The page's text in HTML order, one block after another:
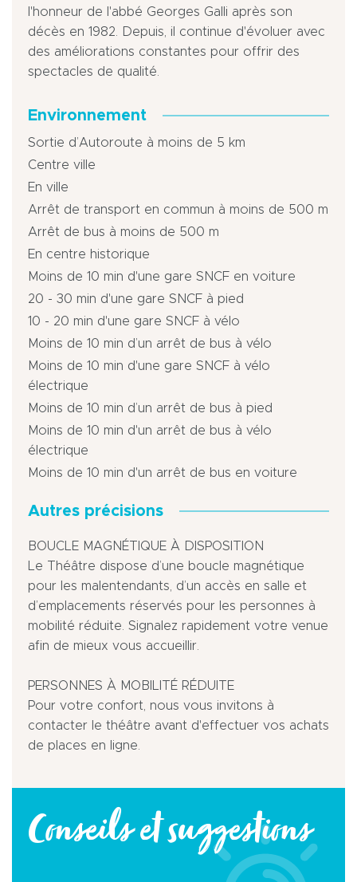
l'honneur de l'abbé Georges Galli après son
décès en 1982. Depuis, il continue d'évoluer avec
des améliorations constantes pour offrir des
spectacles de qualité.
Environnement
Sortie d’Autoroute à moins de 5 km
Centre ville
En ville
Arrêt de transport en commun à moins de 500 m
Arrêt de bus à moins de 500 m
En centre historique
Moins de 10 min d'une gare SNCF en voiture
20 - 30 min d'une gare SNCF à pied
10 - 20 min d'une gare SNCF à vélo
Moins de 10 min d’un arrêt de bus à vélo
Moins de 10 min d'une gare SNCF à vélo
électrique
Moins de 10 min d’un arrêt de bus à pied
Moins de 10 min d'un arrêt de bus à vélo
électrique
Moins de 10 min d'un arrêt de bus en voiture
Autres précisions
BOUCLE MAGNÉTIQUE À DISPOSITION
Le Théâtre dispose d’une boucle magnétique
pour les malentendants, d’un accès en salle et
d’emplacements réservés pour les personnes à
mobilité réduite. Signalez rapidement votre venue
afin de mieux vous accueillir.
PERSONNES À MOBILITÉ RÉDUITE
Pour votre confort, nous vous invitons à
contacter le théâtre avant d'effectuer vos achats
de places en ligne.
Conseils et suggestions